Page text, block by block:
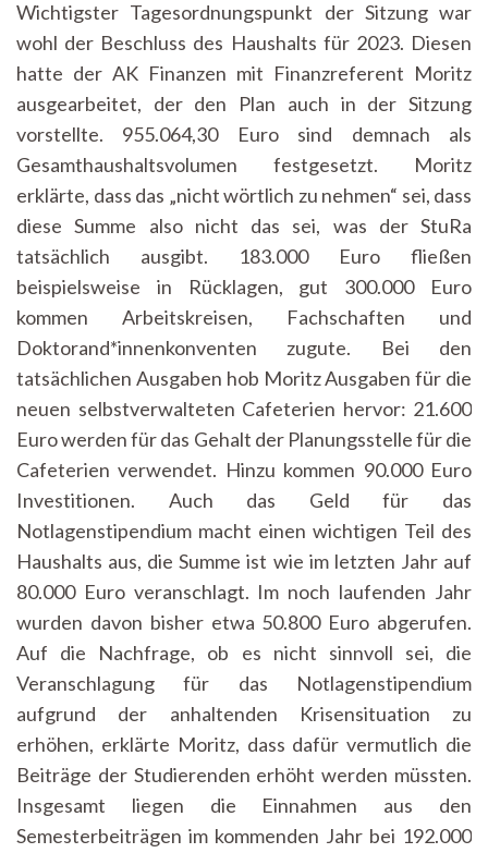
Wichtigster Tagesordnungspunkt der Sitzung war
wohl der Beschluss des Haushalts für 2023. Diesen
hatte der AK Finanzen mit Finanzreferent Moritz
ausgearbeitet, der den Plan auch in der Sitzung
vorstellte. 955.064,30 Euro sind demnach als
Gesamthaushaltsvolumen festgesetzt. Moritz
erklärte, dass das „nicht wörtlich zu nehmen“ sei, dass
diese Summe also nicht das sei, was der StuRa
tatsächlich ausgibt. 183.000 Euro fließen
beispielsweise in Rücklagen, gut 300.000 Euro
kommen Arbeitskreisen, Fachschaften und
Doktorand*innenkonventen zugute. Bei den
tatsächlichen Ausgaben hob Moritz Ausgaben für die
neuen selbstverwalteten Cafeterien hervor: 21.600
Euro werden für das Gehalt der Planungsstelle für die
Cafeterien verwendet. Hinzu kommen 90.000 Euro
Investitionen. Auch das Geld für das
Notlagenstipendium macht einen wichtigen Teil des
Haushalts aus, die Summe ist wie im letzten Jahr auf
80.000 Euro veranschlagt. Im noch laufenden Jahr
wurden davon bisher etwa 50.800 Euro abgerufen.
Auf die Nachfrage, ob es nicht sinnvoll sei, die
Veranschlagung für das Notlagenstipendium
aufgrund der anhaltenden Krisensituation zu
erhöhen, erklärte Moritz, dass dafür vermutlich die
Beiträge der Studierenden erhöht werden müssten.
Insgesamt liegen die Einnahmen aus den
Semesterbeiträgen im kommenden Jahr bei 192.000